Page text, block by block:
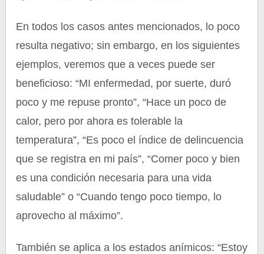
En todos los casos antes mencionados, lo poco
resulta negativo; sin embargo, en los siguientes
ejemplos, veremos que a veces puede ser
beneficioso: “MI enfermedad, por suerte, duró
poco y me repuse pronto”, “Hace un poco de
calor, pero por ahora es tolerable la
temperatura”, “Es poco el índice de delincuencia
que se registra en mi país”, “Comer poco y bien
es una condición necesaria para una vida
saludable” o “Cuando tengo poco tiempo, lo
aprovecho al máximo”.
También se aplica a los estados anímicos: “Estoy